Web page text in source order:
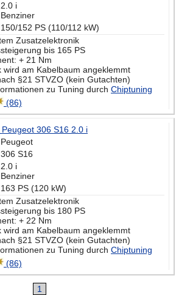
2.0 i
Benziner
150/152 PS (110/112 kW)
Zusatzelektronik
bis 165 PS
+ 21 Nm
wird am Kabelbaum angeklemmt
§21 STVZO (kein Gutachten)
zu Tuning durch Chiptuning
(86)
306 S16 2.0 i
Peugeot
306 S16
2.0 i
Benziner
163 PS (120 kW)
Zusatzelektronik
bis 180 PS
+ 22 Nm
wird am Kabelbaum angeklemmt
§21 STVZO (kein Gutachten)
zu Tuning durch Chiptuning
(86)
1